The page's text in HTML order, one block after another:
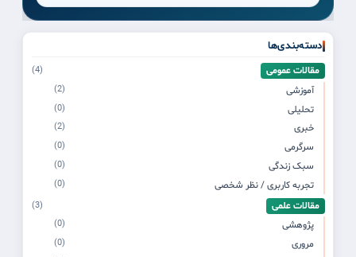
دسته‌بندی‌ها
مقالات عمومی (4)
آموزشی (2)
تحلیلی (0)
خبری (2)
سرگرمی (0)
سبک زندگی (0)
تجربه کاربری / نظر شخصی (0)
مقالات علمی (3)
پژوهشی (0)
مروری (0)